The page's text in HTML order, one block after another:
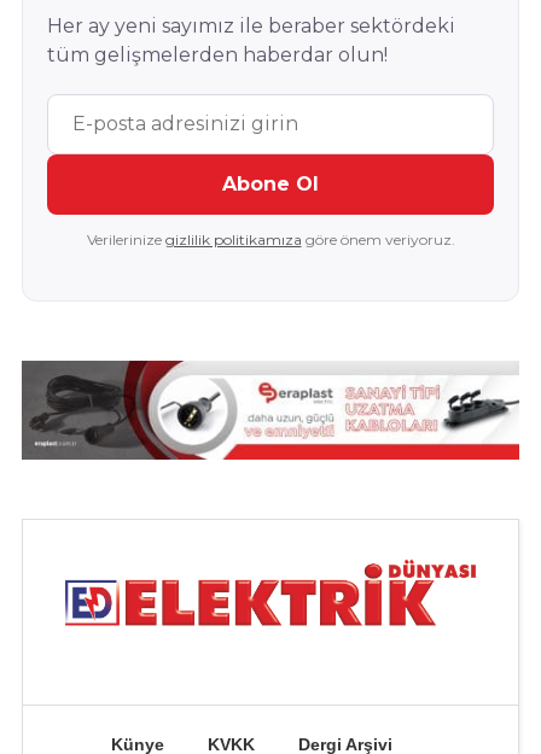
Her ay yeni sayımız ile beraber sektördeki
tüm gelişmelerden haberdar olun!
Abone Ol
Verilerinize gizlilik politikamıza göre önem veriyoruz.
Künye KVKK Dergi Arşivi